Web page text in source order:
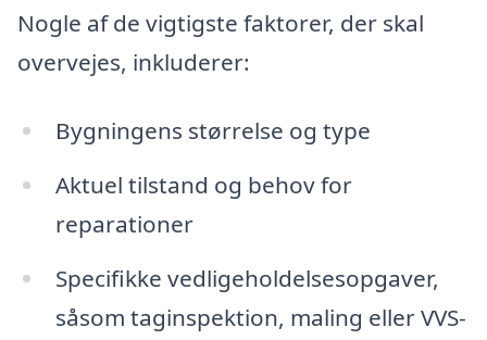
Nogle af de vigtigste faktorer, der skal
overvejes, inkluderer:
Bygningens størrelse og type
Aktuel tilstand og behov for
reparationer
Specifikke vedligeholdelsesopgaver,
såsom taginspektion, maling eller VVS-